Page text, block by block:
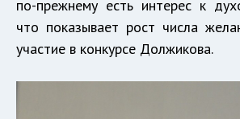
по-прежнему есть интерес к
что показывает рост числа
участие в конкурсе Должикова.